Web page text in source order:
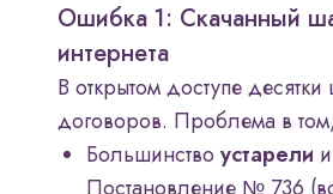
Ошибка 1: Скачанный
интернета
В открытом доступе
договоров. Проблема в
Большинство устарели